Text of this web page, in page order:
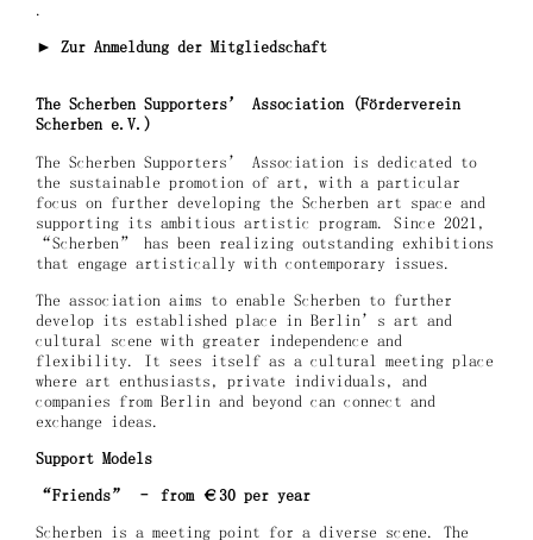
.
► Zur Anmeldung der Mitgliedschaft
The Scherben Supporters’ Association (Förderverein
Scherben e.V.)
The Scherben Supporters’ Association is dedicated to
the sustainable promotion of art, with a particular
focus on further developing the Scherben art space and
supporting its ambitious artistic program. Since 2021,
“Scherben” has been realizing outstanding exhibitions
that engage artistically with contemporary issues.
The association aims to enable Scherben to further
develop its established place in Berlin’s art and
cultural scene with greater independence and
flexibility. It sees itself as a cultural meeting place
where art enthusiasts, private individuals, and
companies from Berlin and beyond can connect and
exchange ideas.
Support Models
“Friends” – from €30 per year
Scherben is a meeting point for a diverse scene. The